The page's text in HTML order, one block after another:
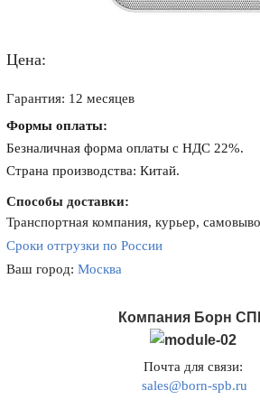
Цена:
Гарантия: 12 месяцев
Формы оплаты:
Безналичная форма оплаты с НДС 22%.
Страна производства: Китай.
Способы доставки:
Транспортная компания, курьер,
Сроки отгрузки по России
Ваш город:Москва
Компания Борн
Почта для связи:
sales@born-spb.ru